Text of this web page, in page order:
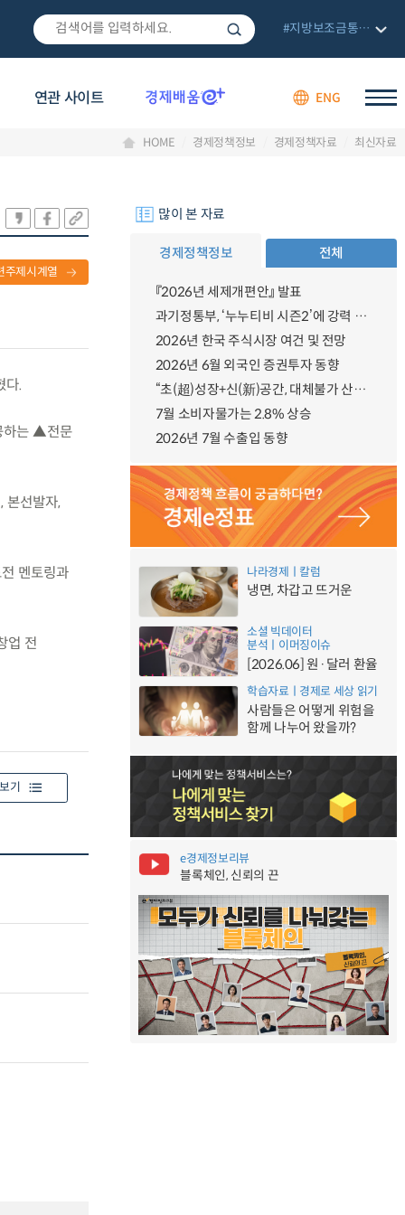
연관 사이트 ENG
#지방보조금통합관리망
HOME 경제정책정보 경제정책자료 최신자료
주제시계열
다.
하는 ▲전문
본선발자,
멘토링과
업 전
기
많이 본 자료
경제정책정보 전체
『2026년 세제개편안』 발표
과기정통부, ‘누누티비 시즌2’에 강력 대응 의지 밝혀
2026년 한국 주식시장 여건 및 전망
2026년 6월 외국인 증권투자 동향
“초(超)성장+신(新)공간, 대체불가 산업강국”
7월 소비자물가는 2.8% 상승
2026년 7월 수출입 동향
나라경제ㅣ칼럼
냉면, 차갑고 뜨거운
소셜 빅데이터
분석ㅣ이머징이슈
[2026.06] 원·달러 환율
학습자료ㅣ경제로 세상 읽기
사람들은 어떻게 위험을
함께 나누어 왔을까?
e경제정보리뷰
블록체인, 신뢰의 끈